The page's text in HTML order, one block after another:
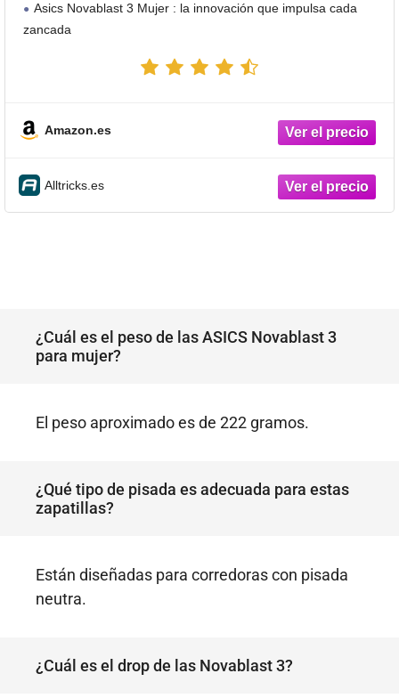
Asics Novablast 3 Mujer : la innovación que impulsa cada
zancada
Amazon.es
Alltricks.es
¿Cuál es el peso de las ASICS Novablast 3
para mujer?
El peso aproximado es de 222 gramos.
¿Qué tipo de pisada es adecuada para estas
zapatillas?
Están diseñadas para corredoras con pisada
neutra.
¿Cuál es el drop de las Novablast 3?